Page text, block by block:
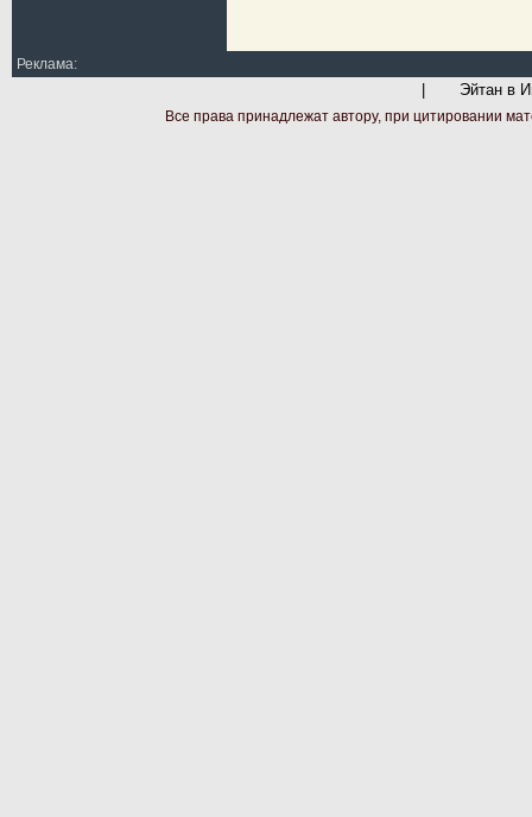
Реклама:
Эйтан в
Все права принадлежат автору, при цитировании